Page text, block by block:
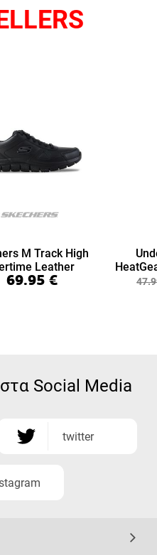
M Track High
Leather
(999894-BBK)
69.95 €
7/8
Social Media
twitter